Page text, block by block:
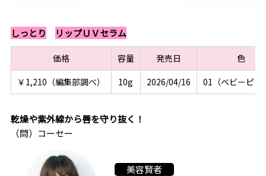
しっとり リップＵＶセラム
価格 容量 発売日
色
￥1,210（編集部調べ）
10g 2026/04/16 01（ベビーピン
乾燥や紫外線から唇を守り抜く！
（問）コーセー
美容賢者